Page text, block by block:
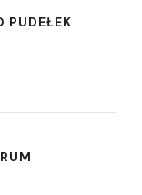
PUDEŁEK